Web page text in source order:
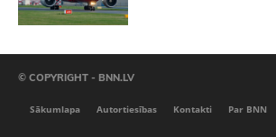
© COPYRIGHT - BNN.LV
Sākumlapa Autortiesības Kontakti Par BNN